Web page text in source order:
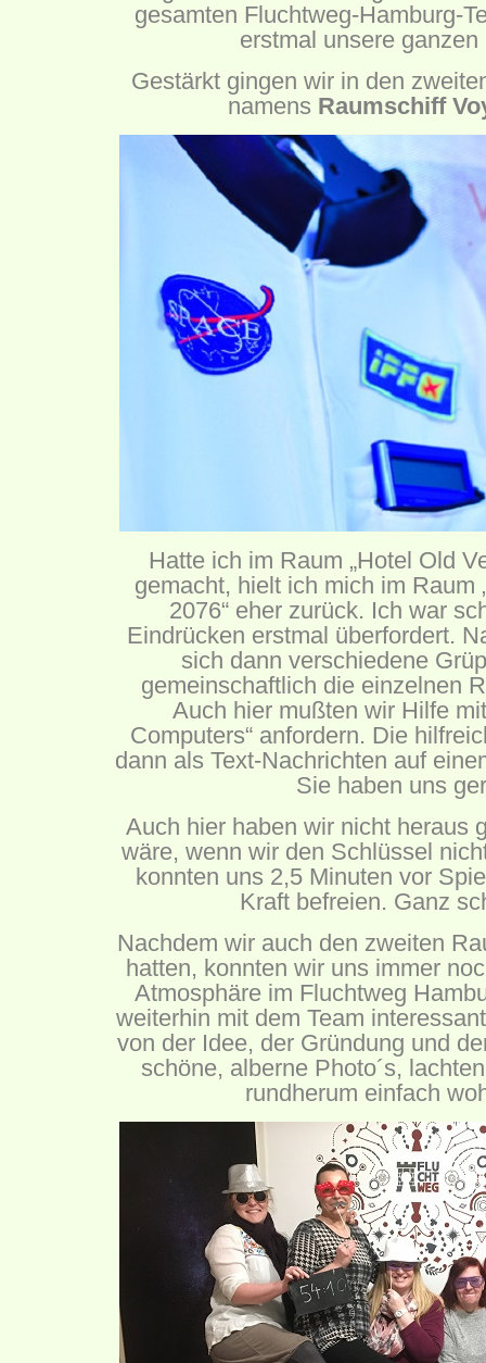
gesamten Fluchtweg-Hamburg-
erstmal unsere
Gestärkt gingen wir in den
namens Raumschiff
Hatte ich im Raum „Hotel Old
gemacht, hielt ich mich im Raum
2076“ eher zurück. Ich war
Eindrücken erstmal überfordert.
sich dann verschiedene
gemeinschaftlich die einzelnen
Auch hier mußten wir Hilfe
Computers“ anfordern. Die
dann als Text-Nachrichten auf
Sie haben uns
Auch hier haben wir nicht heraus
wäre, wenn wir den Schlüssel
konnten uns 2,5 Minuten vor
Kraft befreien. Ganz
Nachdem wir auch den zweiten
hatten, konnten wir uns immer
Atmosphäre im Fluchtweg
weiterhin mit dem Team
von der Idee, der Gründung und
schöne, alberne Photo´s,
rundherum einfach